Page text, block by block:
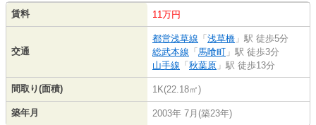
賃料 11万円
交通
都営浅草線 「 浅草橋 」駅 徒歩5分
総武本線 「 馬喰町 」駅 徒歩3分
山手線 「 秋葉原 」駅 徒歩13分
間取り(面積) 1K(22.18㎡)
築年月 2003年 7月(築23年)